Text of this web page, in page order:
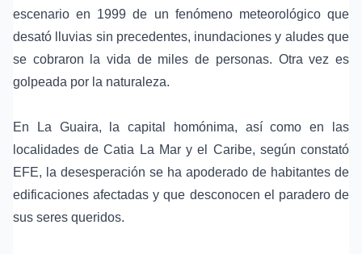
escenario en 1999 de un fenómeno meteorológico que
desató lluvias sin precedentes, inundaciones y aludes que
se cobraron la vida de miles de personas. Otra vez es
golpeada por la naturaleza.
En La Guaira, la capital homónima, así como en las
localidades de Catia La Mar y el Caribe, según constató
EFE, la desesperación se ha apoderado de habitantes de
edificaciones afectadas y que desconocen el paradero de
sus seres queridos.